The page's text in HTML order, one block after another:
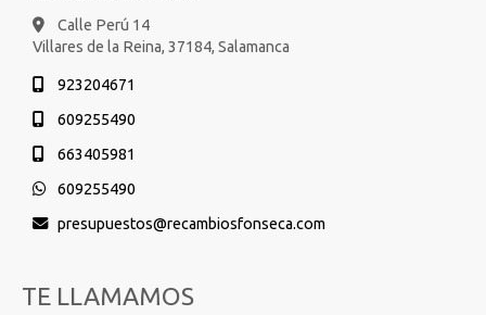
Calle Perú 14
Villares de la Reina, 37184, Salamanca
923204671
609255490
663405981
609255490
presupuestos
recambiosfonseca.com
TE LLAMAMOS